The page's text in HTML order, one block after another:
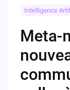
Intelligence
Meta-